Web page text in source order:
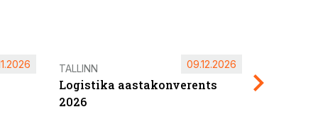
TALLINN
Logistika aastakonverents
2026
09.12.2026